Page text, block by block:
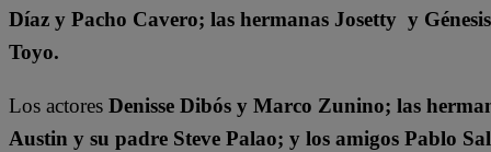
Díaz y Pacho Cavero; las hermanas Josetty y
Toyo.
Los actores Denisse Dibós y Marco Zunino; las
Austin y su padre Steve Palao; y los amigos Pablo